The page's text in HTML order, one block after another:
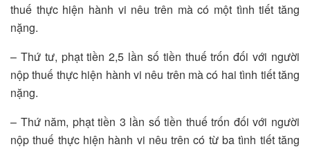
thuế thực hiện hành vi nêu trên mà có một tình tiết tăng
nặng.
– Thứ tư, phạt tiền 2,5 lần số tiền thuế trốn đối với người
nộp thuế thực hiện hành vi nêu trên mà có hai tình tiết tăng
nặng.
– Thứ năm, phạt tiền 3 lần số tiền thuế trốn đối với người
nộp thuế thực hiện hành vi nêu trên có từ ba tình tiết tăng